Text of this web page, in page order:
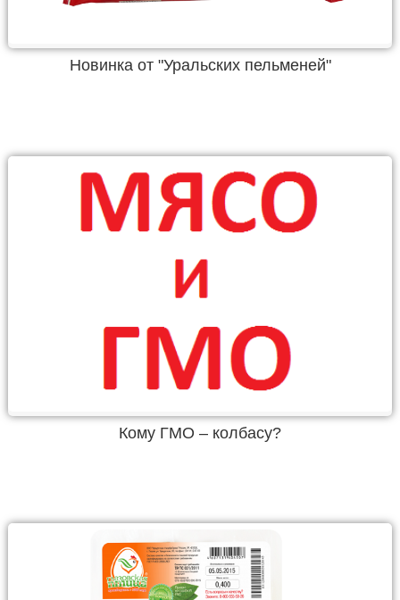
Новинка от "Уральских пельменей"
Кому ГМО – колбасу?